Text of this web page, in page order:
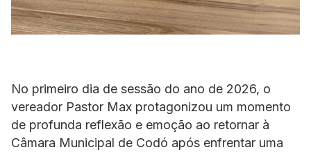
No primeiro dia de sessão do ano de 2026, o
vereador Pastor Max protagonizou um momento
de profunda reflexão e emoção ao retornar à
Câmara Municipal de Codó após enfrentar uma